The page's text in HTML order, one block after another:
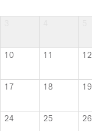
10 11 12
17 18 19
24 25 26